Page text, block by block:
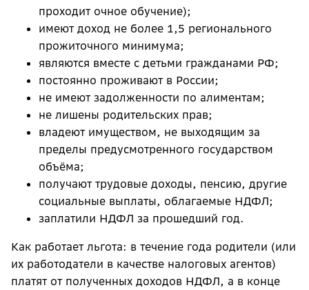
проходит очное обучение);
имеют доход не более 1,5 регионального
прожиточного минимума;
являются вместе с детьми гражданами РФ;
постоянно проживают в России;
не имеют задолженности по алиментам;
не лишены родительских прав;
владеют имуществом, не выходящим за
пределы предусмотренного государством
объёма;
получают трудовые доходы, пенсию, другие
социальные выплаты, облагаемые НДФЛ;
заплатили НДФЛ за прошедший год.
Как работает льгота: в течение года родители (или
их работодатели в качестве налоговых агентов)
платят от полученных доходов НДФЛ, а в конце